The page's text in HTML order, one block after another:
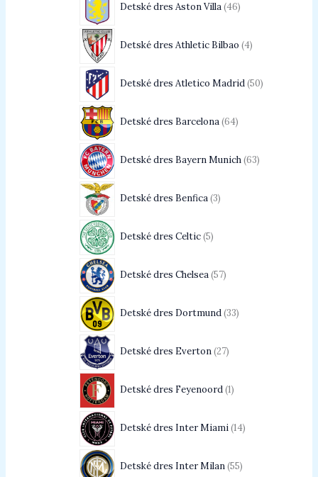
Detské dres Aston Villa 46
Detské dres Athletic Bilbao 4
Detské dres Atletico Madrid 50
Detské dres Barcelona 64
Detské dres Bayern Munich 63
Detské dres Benfica 3
Detské dres Celtic 5
Detské dres Chelsea 57
Detské dres Dortmund 33
Detské dres Everton 27
Detské dres Feyenoord 1
Detské dres Inter Miami 14
Detské dres Inter Milan 55